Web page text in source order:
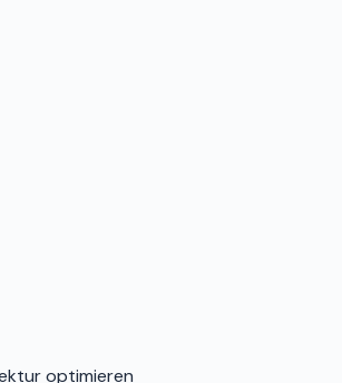
optimieren